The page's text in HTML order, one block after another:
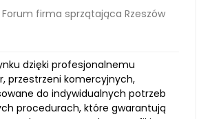
Forum firma sprzątająca Rzeszów
dzięki profesjonalnemu
przestrzeni komercyjnych,
do indywidualnych potrzeb
procedurach, które gwarantują